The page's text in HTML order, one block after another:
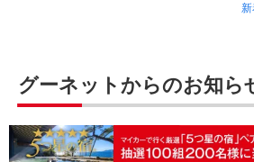
グーネットからのお知ら